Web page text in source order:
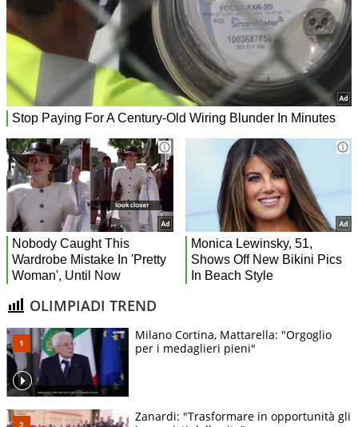
OLIMPIADI TREND
Milano Cortina, Mattarella: "Orgoglio
per i medaglieri pieni"
Zanardi: "Trasformare in opportunità gli